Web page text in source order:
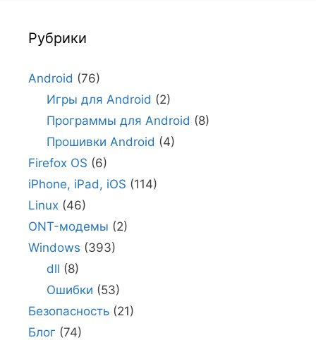
Рубрики
Android (76)
Игры для Android (2)
Программы для Android (8)
Прошивки Android (4)
Firefox OS (6)
iPhone, iPad, iOS (114)
Linux (46)
ONT-модемы (2)
Windows (393)
dll (8)
Ошибки (53)
Безопасность (21)
Блог (74)